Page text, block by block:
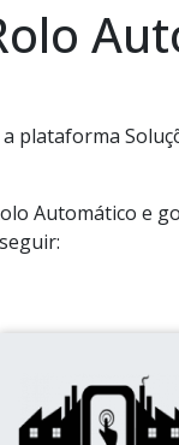
plataforma
Automático e